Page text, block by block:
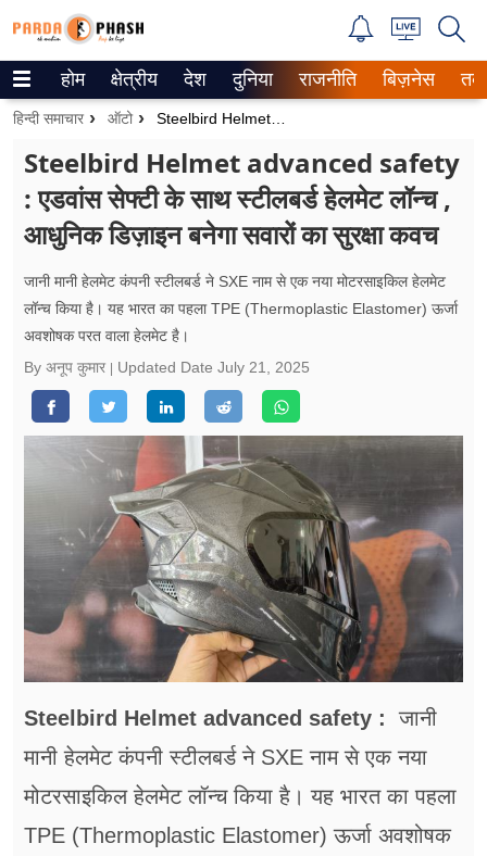
Trending on Google News
वेब स्टोरीज
उत्तर प्रदेश
गैलरी
वीडियो
रिलेशनशिप
जीवन मंत्रा
जॉब्स
अन्य खबरें
होम क्षेत्रीय देश दुनिया राजनीति बिज़नेस
हिन्दी समाचार ऑटो
Steelbird Helmet advanced safety
: एडवांस सेफ्टी के साथ स्टीलबर्ड हेलमेट लॉन्च ,
आधुनिक डिज़ाइन बनेगा सवारों का सुरक्षा कवच
जानी मानी हेलमेट कंपनी स्टीलबर्ड ने SXE नाम से एक नया मोटरसाइकिल हेलमेट
लॉन्च किया है। यह भारत का पहला TPE (Thermoplastic Elastomer) ऊर्जा
अवशोषक परत वाला हेलमेट है।
By अनूप कुमार
Updated Date July 21, 2025
Steelbird Helmet advanced safety : जानी
मानी हेलमेट कंपनी स्टीलबर्ड ने SXE नाम से एक नया
मोटरसाइकिल हेलमेट लॉन्च किया है। यह भारत का पहला
TPE (Thermoplastic Elastomer) ऊर्जा अवशोषक